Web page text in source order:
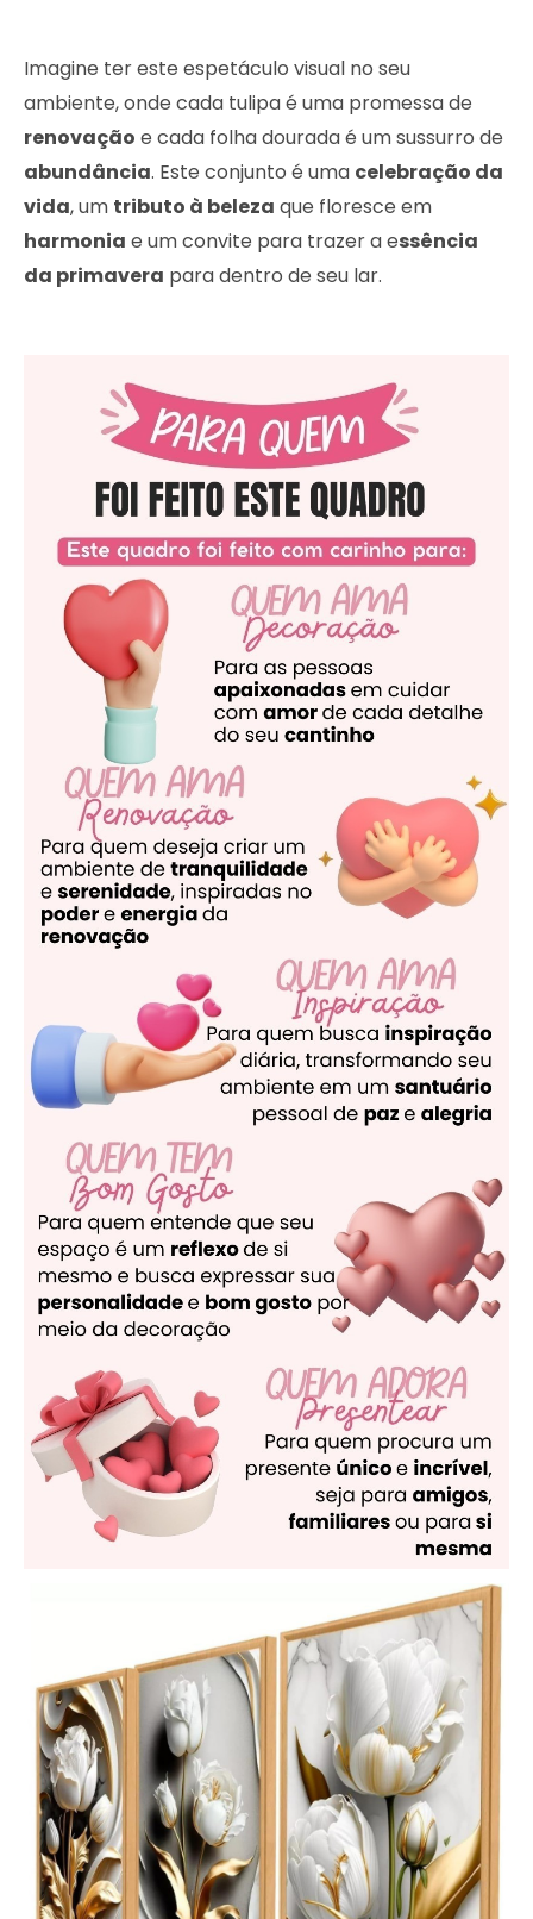
Imagine ter este espetáculo visual no seu
ambiente, onde cada tulipa é uma promessa de
renovação e cada folha dourada é um sussurro de
abundância. Este conjunto é uma celebração da
vida, um tributo à beleza que floresce em
harmonia e um convite para trazer a essência
da primavera para dentro de seu lar.